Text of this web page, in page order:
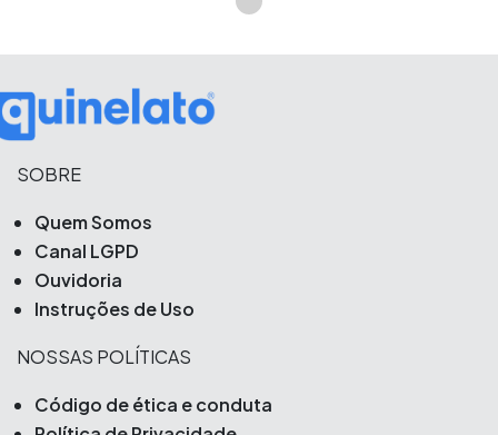
SOBRE
Quem Somos
Canal LGPD
Ouvidoria
Instruções de Uso
NOSSAS POLÍTICAS
Código de ética e conduta